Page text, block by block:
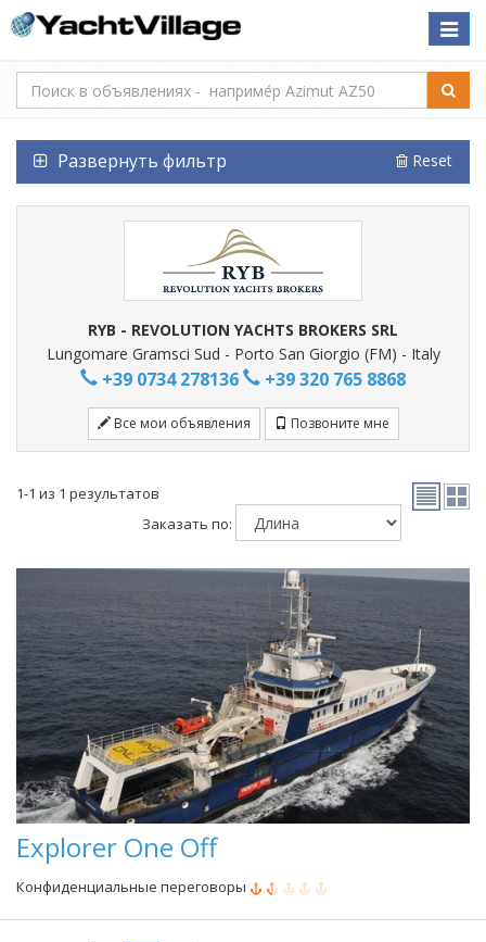
Toggle
Развернуть фильтр Reset
RYB - REVOLUTION YACHTS BROKERS SRL
Lungomare Gramsci Sud - Porto San Giorgio (FM) - Italy
+39 0734 278136 +39 320 765 8868
Все мои объявления Позвоните мне
1-1 из 1 результатов
Заказать по:
Explorer One Off
Конфиденциальные переговоры